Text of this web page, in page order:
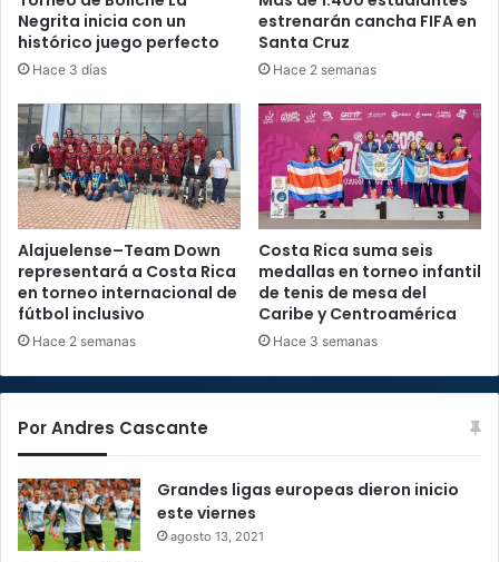
Negrita inicia con un
histórico juego perfecto
Hace 3 días
estrenarán cancha FIFA en
Santa Cruz
Hace 2 semanas
Alajuelense–Team Down
representará a Costa Rica
en torneo internacional de
fútbol inclusivo
Hace 2 semanas
Costa Rica suma seis
medallas en torneo infantil
de tenis de mesa del
Caribe y Centroamérica
Hace 3 semanas
Por Andres Cascante
Grandes ligas europeas dieron inicio
este viernes
agosto 13, 2021